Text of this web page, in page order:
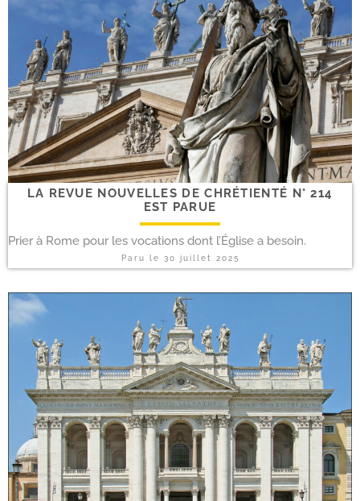
LA REVUE NOUVELLES DE CHRÉTIENTÉ N° 214
EST PARUE
Prier à Rome pour les vocations dont l’Église a besoin.
Paru le 30 juillet 2025